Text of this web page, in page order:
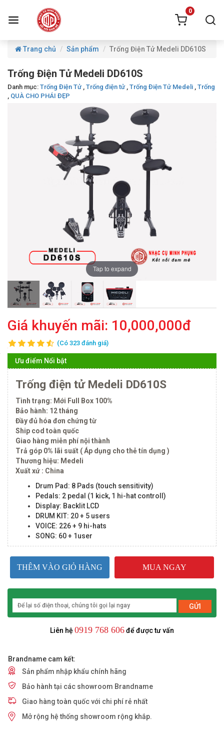
0
Trang chủ Sản phẩm Trống Điện Tử Medeli DD610S
Trống Điện Tử Medeli DD610S
Danh mục: Trống Điện Tử, Trống điện tử, Trống Điện Tử Medeli , Trống
, QUÀ CHO PHÁI ĐẸP
Tap to expand
Giá khuyến mãi: 10,000,000đ
(Có 323 đánh giá)
Ưu điểm Nổi bật
Trống điện tử Medeli DD610S
Tình trạng: Mới Full Box 100%
Bảo hành: 12 tháng
Đầy đủ hóa đơn chứng từ
Ship cod toàn quốc
Giao hàng miễn phí nội thành
Trả góp 0% lãi suất ( Áp dụng cho thẻ tín dụng )
Thương hiệu: Medeli
Xuất xứ : China
Drum Pad: 8 Pads (touch sensitivity)
Pedals: 2 pedal (1 kick, 1 hi-hat controll)
Display: Backlit LCD
DRUM KIT: 20 + 5 users
VOICE: 226 + 9 hi-hats
SONG: 60 + 1user
THÊM VÀO GIỎ HÀNG MUA NGAY
GỬI
Liên hệ 0919 768 606để được tư vấn
Brandname cam kết:
Sản phẩm nhập khẩu chính hãng
Bảo hành tại các showroom Brandname
Giao hàng toàn quốc với chi phí rẻ nhất
Mở rộng hệ thống showroom rộng khắp.